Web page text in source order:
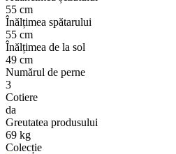
55 cm
Înălțimea spătarului
55 cm
Înălțimea de la sol
49 cm
Numărul de perne
3
Cotiere
da
Greutatea produsului
69 kg
Colecție